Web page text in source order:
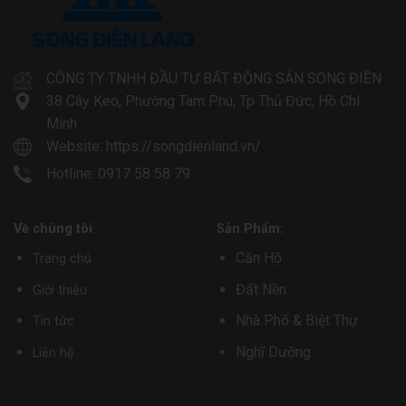
CÔNG TY TNHH ĐẦU TƯ BẤT ĐỘNG SẢN SONG ĐIỀN
38 Cây Keo, Phường Tam Phú, Tp Thủ Đức, Hồ Chí
Minh
Website: https://songdienland.vn/
Hotline: 0917 58 58 79
Về chúng tôi
Trang chủ
Giới thiệu
Tin tức
Liên hệ
Sản Phẩm:
Căn Hộ
Đất Nền
Nhà Phố & Biệt Thự
Nghĩ Dưỡng